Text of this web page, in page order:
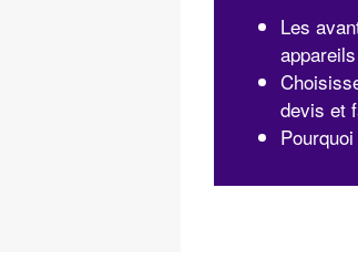
Les
devis et